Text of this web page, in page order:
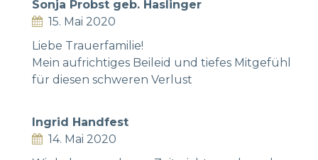
Sonja Probst geb. Haslinger
15. Mai 2020
Liebe Trauerfamilie!
Mein aufrichtiges Beileid und tiefes Mitgefühl
für diesen schweren Verlust
Ingrid Handfest
14. Mai 2020